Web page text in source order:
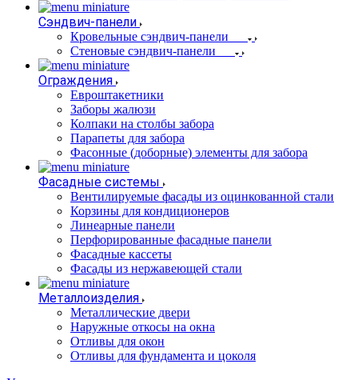
Сэндвич-панели
Кровельные сэндвич-панели
Стеновые сэндвич-панели
Ограждения
Евроштакетники
Заборы жалюзи
Колпаки на столбы забора
Парапеты для забора
Фасонные (доборные) элементы для забора
Фасадные системы
Вентилируемые фасады из оцинкованной стали
Корзины для кондиционеров
Линеарные панели
Перфорированные фасадные панели
Фасадные кассеты
Фасады из нержавеющей стали
Металлоизделия
Металлические двери
Наружные откосы на окна
Отливы для окон
Отливы для фундамента и цоколя